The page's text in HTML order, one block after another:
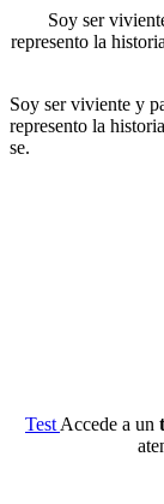
Soy ser
represento la
Soy ser viviente y
represento la
se.
Test Accede a un